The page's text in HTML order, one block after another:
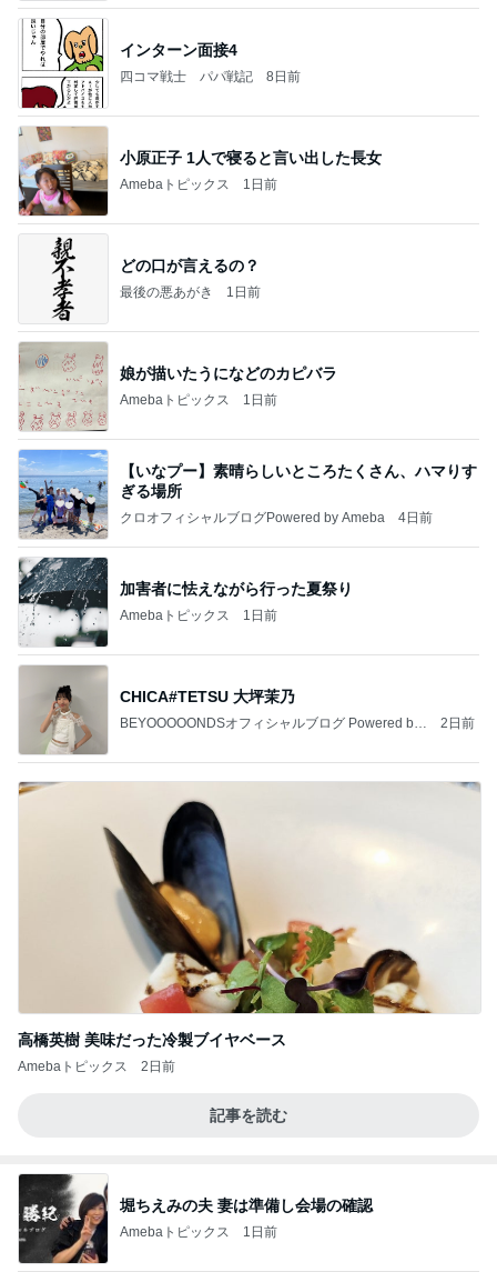
インターン面接4
四コマ戦士 パパ戦記 8日前
小原正子 1人で寝ると言い出した長女
Amebaトピックス 1日前
どの口が言えるの？
最後の悪あがき 1日前
娘が描いたうになどのカピバラ
Amebaトピックス 1日前
【いなプー】素晴らしいところたくさん、ハマりす
ぎる場所
クロオフィシャルブログPowered by Ameba 4日前
加害者に怯えながら行った夏祭り
Amebaトピックス 1日前
CHICA#TETSU 大坪茉乃
BEYOOOOONDSオフィシャルブログ Powered by
2日前
高橋英樹 美味だった冷製ブイヤベース
Amebaトピックス 2日前
記事を読む
堀ちえみの夫 妻は準備し会場の確認
Amebaトピックス 1日前